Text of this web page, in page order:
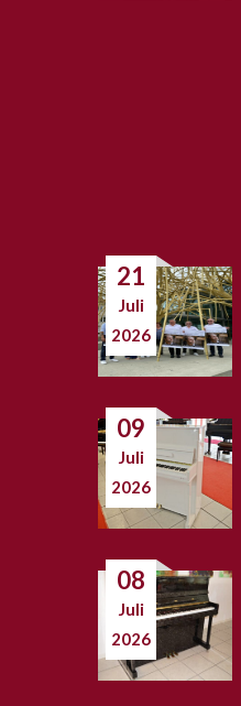
21
Juli
2026
09
Juli
2026
08
Juli
2026